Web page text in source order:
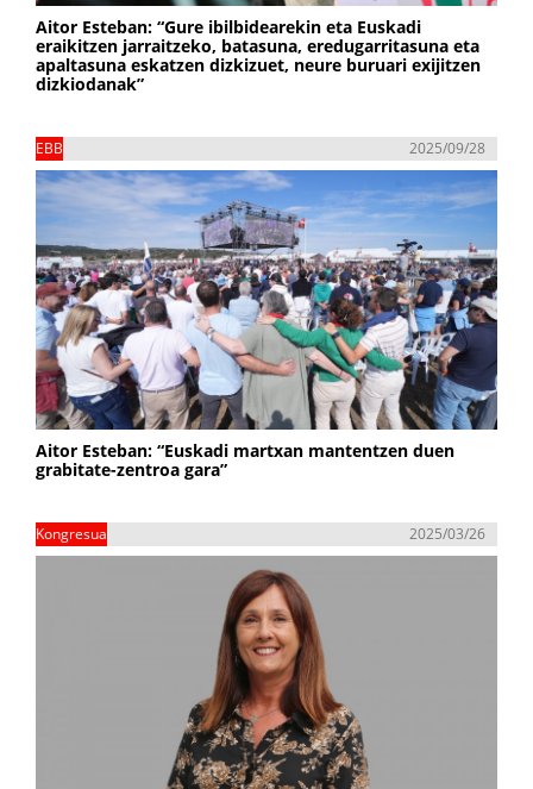
Aitor Esteban: “Gure ibilbidearekin eta Euskadi
eraikitzen jarraitzeko, batasuna, eredugarritasuna eta
apaltasuna eskatzen dizkizuet, neure buruari exijitzen
dizkiodanak”
EBB 2025/09/28
Aitor Esteban: “Euskadi martxan mantentzen duen
grabitate-zentroa gara”
Kongresua 2025/03/26